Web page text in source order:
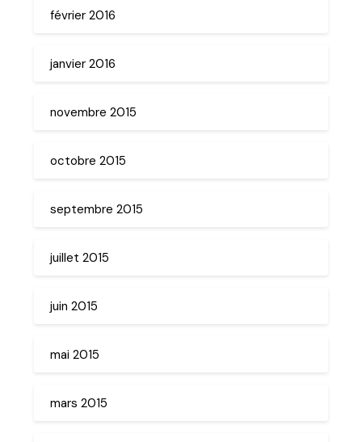
février 2016
janvier 2016
novembre 2015
octobre 2015
septembre 2015
juillet 2015
juin 2015
mai 2015
mars 2015